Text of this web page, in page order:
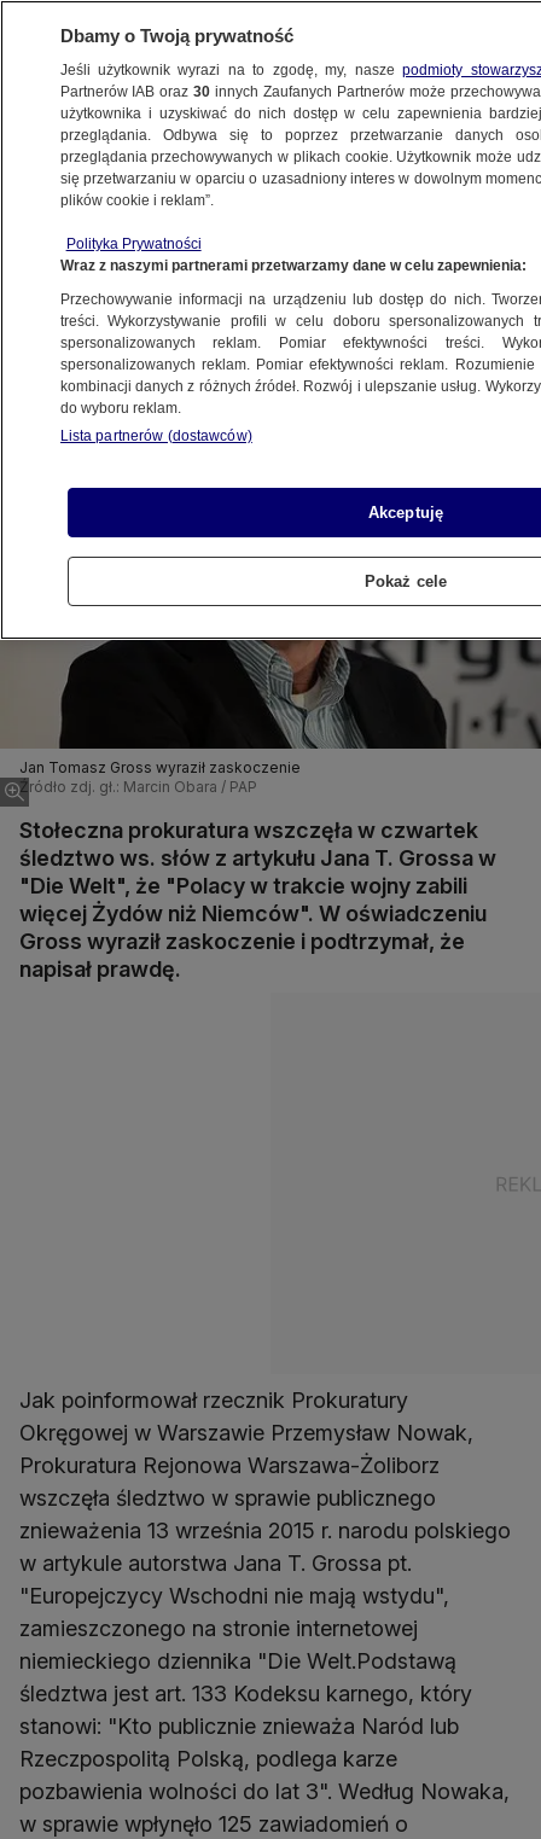
POLSKA
Żydów niż Niemców". Śledztwo ws. słów
Grossa
15.10.2015, 22:17
Udostępnij
Jan Tomasz Gross wyraził zaskoczenie
Źródło zdj. gł.: Marcin Obara / PAP
Stołeczna prokuratura wszczęła w czwartek
śledztwo ws. słów z artykułu Jana T. Grossa w
"Die Welt", że "Polacy w trakcie wojny zabili
więcej Żydów niż Niemców". W oświadczeniu
Gross wyraził zaskoczenie i podtrzymał, że
napisał prawdę.
Jak poinformował rzecznik Prokuratury
Okręgowej w Warszawie Przemysław Nowak,
Prokuratura Rejonowa Warszawa-Żoliborz
wszczęła śledztwo w sprawie publicznego
znieważenia 13 września 2015 r. narodu polskiego
w artykule autorstwa Jana T. Grossa pt.
"Europejczycy Wschodni nie mają wstydu",
zamieszczonego na stronie internetowej
niemieckiego dziennika "Die Welt.Podstawą
śledztwa jest art. 133 Kodeksu karnego, który
stanowi: "Kto publicznie znieważa Naród lub
Rzeczpospolitą Polską, podlega karze
pozbawienia wolności do lat 3". Według Nowaka,
w sprawie wpłynęło 125 zawiadomień o
Dbamy o Twoją prywatność
Jeśli użytkownik wyrazi na to zgodę, my, naszepodmioty
Partnerów IAB oraz30 innych Zaufanych Partnerów może
użytkownika i uzyskiwać do nich dostęp w celu zapewnienia
przeglądania. Odbywa się to poprzez przetwarzanie danych
przeglądania przechowywanych w plikach cookie. Użytkownik może
się przetwarzaniu w oparciu o uzasadniony interes w dowolnym
plików cookie i reklam”.
Polityka Prywatności
Wraz z naszymi partnerami przetwarzamy dane w celu zapewnienia:
Przechowywanie informacji na urządzeniu lub dostęp do nich.
treści. Wykorzystywanie profili w celu doboru spersonalizowanych
spersonalizowanych reklam. Pomiar efektywności treści.
spersonalizowanych reklam. Pomiar efektywności reklam.
kombinacji danych z różnych źródeł. Rozwój i ulepszanie usług.
do wyboru reklam.
Lista partnerów (dostawców)
Akceptuję
Pokaż cele